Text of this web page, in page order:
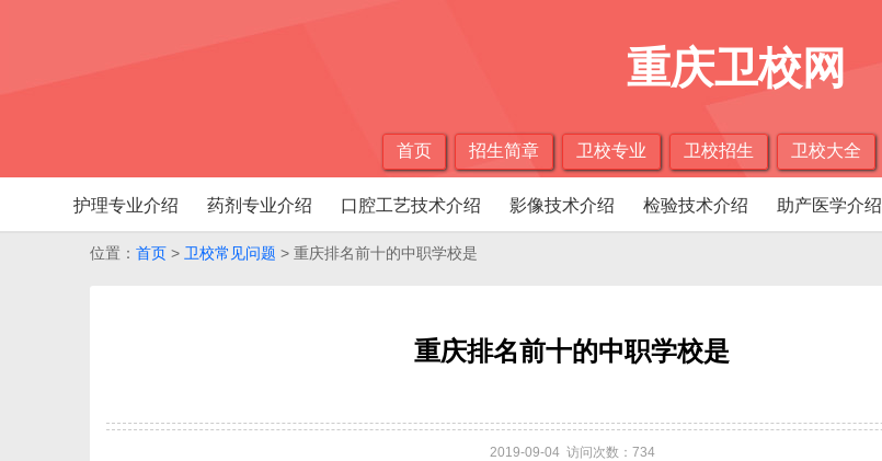
重庆卫校网
首页 招生简章 卫校专业 卫校招生 卫校大全
护理专业介绍 药剂专业介绍 口腔工艺技术介绍 影像技术介绍 检验技术介绍 助产医学介绍
位置： 首页 > 卫校常见问题 > 重庆排名前十的中职学校是
重庆排名前十的中职学校是
2019-09-04 访问次数：734